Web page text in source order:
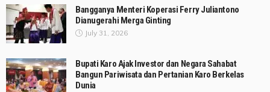
Bangganya Menteri Koperasi Ferry Juliantono
Dianugerahi Merga Ginting
July 31, 2026
Bupati Karo Ajak Investor dan Negara Sahabat
Bangun Pariwisata dan Pertanian Karo Berkelas
Dunia